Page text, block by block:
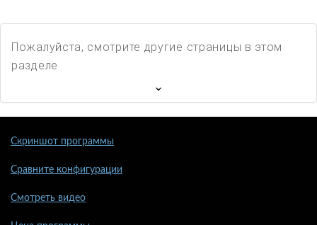
Пожалуйста, смотрите другие страницы в этом
разделе
Скриншот программы
Сравните конфигурации
Смотреть видео